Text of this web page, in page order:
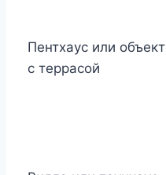
Пентхаус или объект
с террасой